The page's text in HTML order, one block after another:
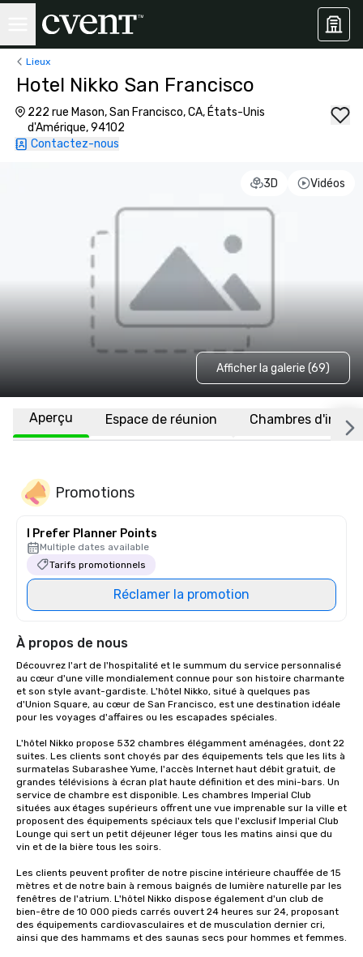
Lieux
Hotel Nikko San Francisco
222 rue Mason, San Francisco, CA, États-Unis
d'Amérique, 94102
Contactez-nous
3D Vidéos
Afficher la galerie (69)
Aperçu Espace de réunion Chambres
Promotions
I Prefer Planner Points
Multiple dates available
Tarifs promotionnels
Réclamer la promotion
À propos de nous
Découvrez l'art de l'hospitalité et le summum du service personnalisé
au cœur d'une ville mondialement connue pour son histoire charmante
et son style avant-gardiste. L'hôtel Nikko, situé à quelques pas
d'Union Square, au cœur de San Francisco, est une destination idéale
pour les voyages d'affaires ou les escapades spéciales.
L'hôtel Nikko propose 532 chambres élégamment aménagées, dont 22
suites. Les clients sont choyés par des équipements tels que les lits à
surmatelas Subarashee Yume, l'accès Internet haut débit gratuit, de
grandes télévisions à écran plat haute définition et des mini-bars. Un
service de chambre est disponible. Les chambres Imperial Club
situées aux étages supérieurs offrent une vue imprenable sur la ville et
proposent des équipements spéciaux tels que l'exclusif Imperial Club
Lounge qui sert un petit déjeuner léger tous les matins ainsi que du
vin et de la bière tous les soirs.
Les clients peuvent profiter de notre piscine intérieure chauffée de 15
mètres et de notre bain à remous baignés de lumière naturelle par les
fenêtres de l'atrium. L'hôtel Nikko dispose également d'un club de
bien-être de 10 000 pieds carrés ouvert 24 heures sur 24, proposant
des équipements cardiovasculaires et de musculation dernier cri,
ainsi que des hammams et des saunas secs pour hommes et femmes.